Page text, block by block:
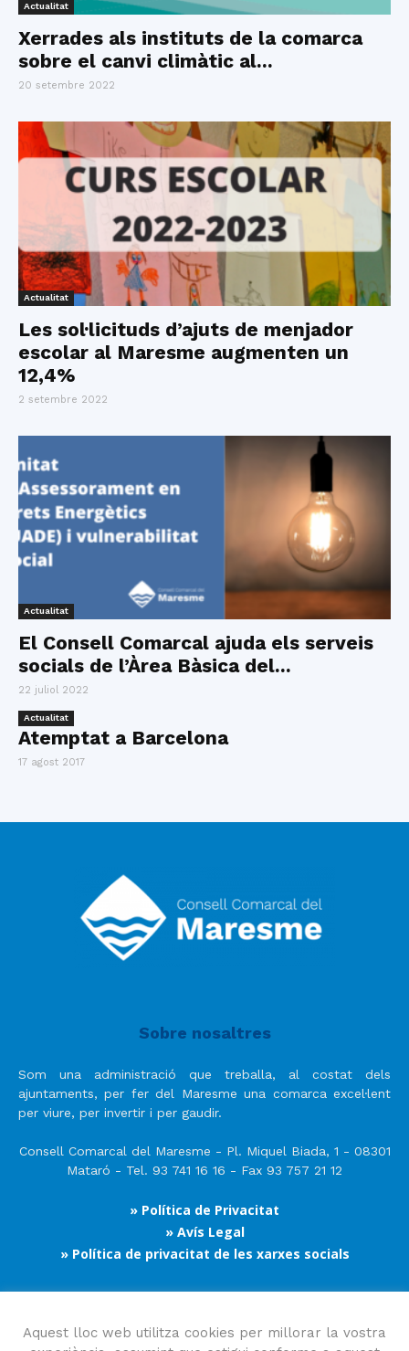
Actualitat
Xerrades als instituts de la comarca
sobre el canvi climàtic al...
20 setembre 2022
Actualitat
Les sol·licituds d’ajuts de menjador
escolar al Maresme augmenten un
12,4%
2 setembre 2022
Actualitat
El Consell Comarcal ajuda els serveis
socials de l’Àrea Bàsica del...
22 juliol 2022
Actualitat
Atemptat a Barcelona
17 agost 2017
Sobre nosaltres
Som una administració que treballa, al costat dels
ajuntaments, per fer del Maresme una comarca excel·lent
per viure, per invertir i per gaudir.
Consell Comarcal del Maresme - Pl. Miquel Biada, 1 - 08301
Mataró - Tel. 93 741 16 16 - Fax 93 757 21 12
» Política de Privacitat
» Avís Legal
» Política de privacitat de les xarxes socials
Segueix-nos
Aquest lloc web utilitza cookies per millorar la vostra